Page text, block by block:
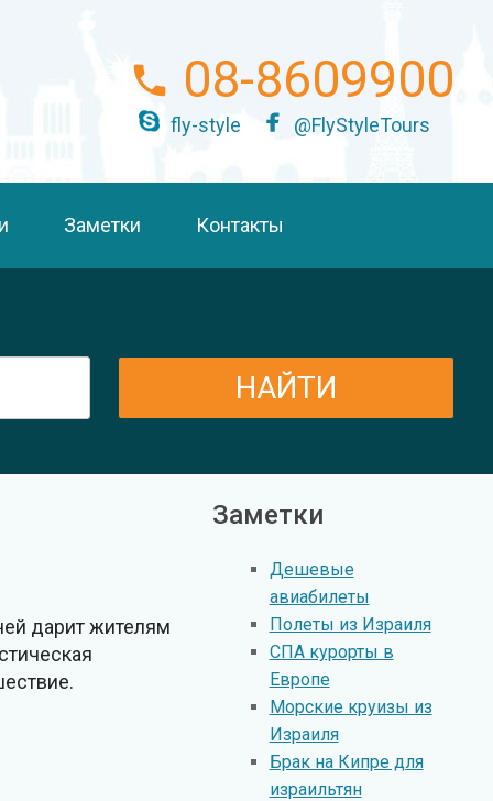
08-8609900
fly-style @FlyStyleTours
Заметки Контакты
дарит жителям
Заметки
Дешевые
авиабилеты
Полеты из Израиля
СПА курорты в
Европе
Морские круизы из
Израиля
Брак на Кипре для
израильтян